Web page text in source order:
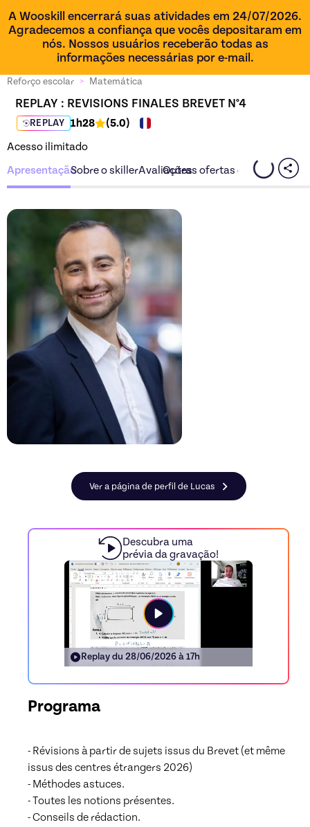
A Wooskill encerrará suas atividades em 24/07/2026.
Agradecemos a confiança que vocês depositaram em
nós. Nossos usuários receberão todas as
informações necessárias por e-mail.
Reforço escolar > Matemática
REPLAY : REVISIONS FINALES BREVET N°4
REPLAY 1h28 (5.0)
Acesso ilimitado
ApresentaçãoSobre o skillerAvaliações
Outras ofertas do skiller
Ver a página de perfil de Lucas
Descubra uma
prévia da gravação!
Replay du 28/06/2026 à 17h
Programa
- Révisions à partir de sujets issus du Brevet (et même
issus des centres étrangers 2026)
- Méthodes astuces.
- Toutes les notions présentes.
- Conseils de rédaction.